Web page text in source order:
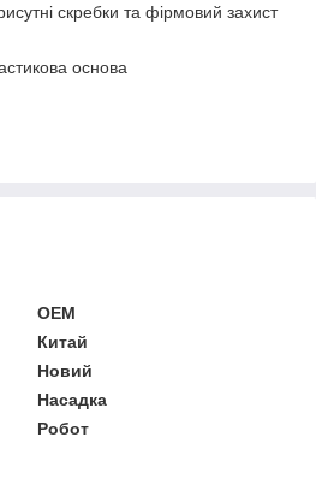
скребки та фірмовий захист
основа
OEM
Китай
Новий
Насадка
Робот